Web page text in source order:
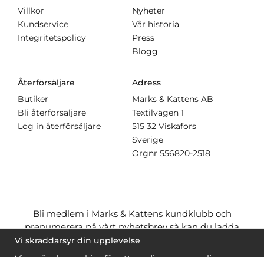
Villkor
Kundservice
Integritetspolicy
Nyheter
Vår historia
Press
Blogg
Återförsäljare
Butiker
Bli återförsäljare
Log in återförsäljare
Adress
Marks & Kattens AB
Textilvägen 1
515 32 Viskafors
Sverige
Orgnr 556820-2518
Bli medlem i Marks & Kattens kundklubb och
prenumerera på vårt nyhetsbrev så kan du ladda
ner många mönstergratisoch få många
när du handlar garn till mönstret. Du ser vilka som
Vi skräddarsyr din upplevelse